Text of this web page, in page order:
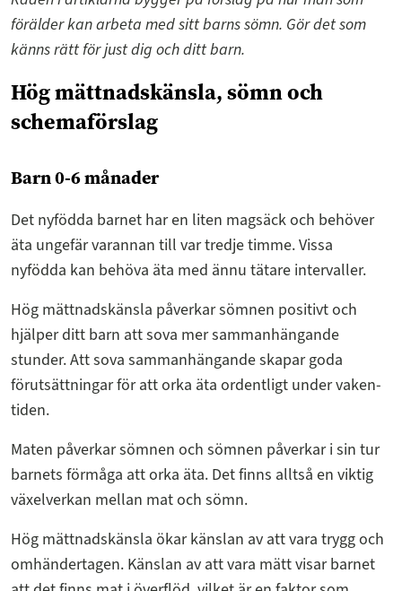
förälder kan arbeta med sitt barns sömn. Gör det som
känns rätt för just dig och ditt barn.
Hög mättnadskänsla, sömn och
schemaförslag
Barn 0-6 månader
Det nyfödda barnet har en liten magsäck och behöver
äta ungefär varannan till var tredje timme. Vissa
nyfödda kan behöva äta med ännu tätare intervaller.
Hög mättnadskänsla påverkar sömnen positivt och
hjälper ditt barn att sova mer sammanhängande
stunder. Att sova sammanhängande skapar goda
förutsättningar för att orka äta ordentligt under vaken-
tiden.
Maten påverkar sömnen och sömnen påverkar i sin tur
barnets förmåga att orka äta. Det finns alltså en viktig
växelverkan mellan mat och sömn.
Hög mättnadskänsla ökar känslan av att vara trygg och
omhändertagen. Känslan av att vara mätt visar barnet